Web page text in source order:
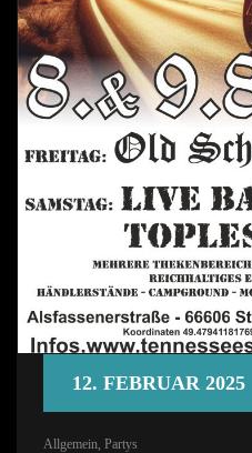
12. FEBRUAR 2025
Allgemein Partys